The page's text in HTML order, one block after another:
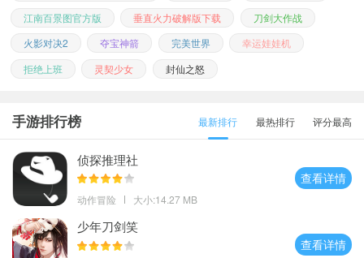
江南百景图官方版
垂直火力破解版下载
刀剑大作战
火影对决2
夺宝神箭 完美世界
幸运娃娃机
拒绝上班
灵契少女 封仙之怒
手游排行榜 最新排行 最热排行 评分最高
侦探推理社
动作冒险 大小:14.27 MB
查看详情
少年刀剑笑
查看详情